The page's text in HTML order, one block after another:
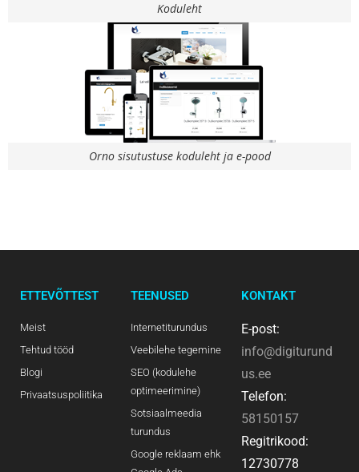
Koduleht
Orno sisutustuse koduleht ja e-pood
ETTEVÕTTEST
Meist
Tehtud tööd
Blogi
Privaatsuspoliitika
TEENUSED
Internetiturundus
Veebilehe tegemine
SEO (kodulehe
optimeerimine)
Sotsiaalmeedia
turundus
Google reklaam ehk
KONTAKT
E-post:
info@digiturund
us.ee
Telefon:
58150157
Regitrikood:
12730778